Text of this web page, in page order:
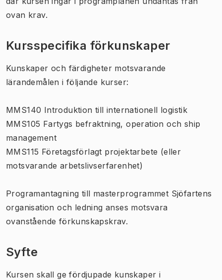
ovan krav.
Kursspecifika förkunskaper
Kunskaper och färdigheter motsvarande
lärandemålen i följande kurser:
MMS140 Introduktion till internationell logistik
MMS105 Fartygs befraktning, operation och ship
management
MMS115 Företagsförlagt projektarbete (eller
motsvarande arbetslivserfarenhet)
Programantagning till masterprogrammet Sjöfartens
organisation och ledning anses motsvara
ovanstående förkunskapskrav.
Syfte
Kursen skall ge fördjupade kunskaper i